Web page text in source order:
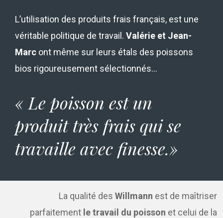
L’utilisation des produits frais français, est une
véritable politique de travail.Valérie et Jean-
Marc ont même sur leurs étals des poissons
bios rigoureusement sélectionnés…
« Le poisson est un
produit très frais qui se
travaille avec finesse.»
La qualité des Willmann est de maîtriser
parfaitement le travail du poisson et celui de la